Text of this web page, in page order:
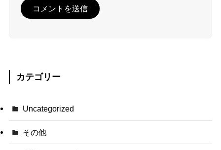
カテゴリー
Uncategorized
その他